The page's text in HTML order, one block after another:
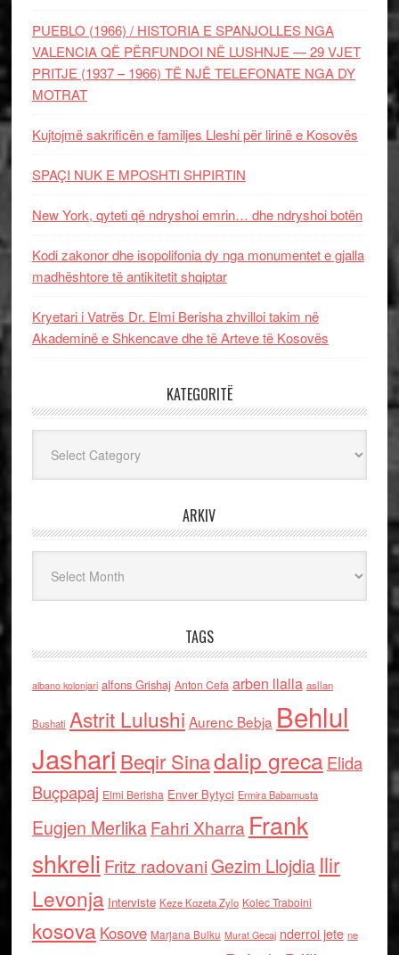
PUEBLO (1966) / HISTORIA E SPANJOLLES NGA
VALENCIA QË PËRFUNDOI NË LUSHNJE — 29 VJET
PRITJE (1937 – 1966) TË NJË TELEFONATE NGA DY
MOTRAT
Kujtojmë sakrificën e familjes Lleshi për lirinë e Kosovës
SPAÇI NUK E MPOSHTI SHPIRTIN
New York, qyteti që ndryshoi emrin… dhe ndryshoi botën
Kodi zakonor dhe isopolifonia dy nga monumentet e gjalla
madhështore të antikitetit shqiptar
Kryetari i Vatrës Dr. Elmi Berisha zhvilloi takim në
Akademinë e Shkencave dhe të Arteve të Kosovës
KATEGORITË
ARKIV
TAGS
albano kolonjari alfons Grishaj Anton Cefa arben llalla asllan
Bushati Astrit Lulushi Aurenc Bebja Behlul
Jashari Beqir Sinadalip grecaElida
Buçpapaj Elmi Berisha Enver Bytyci Ermira Babamusta
Eugjen MerlikaFahri Xharra Frank
shkreli Fritz radovaniGezim Llojdia Ilir
Levonja Interviste Keze Kozeta Zylo Kolec Traboini
kosova Kosove Marjana Bulku Murat Gecaj nderroi jete ne